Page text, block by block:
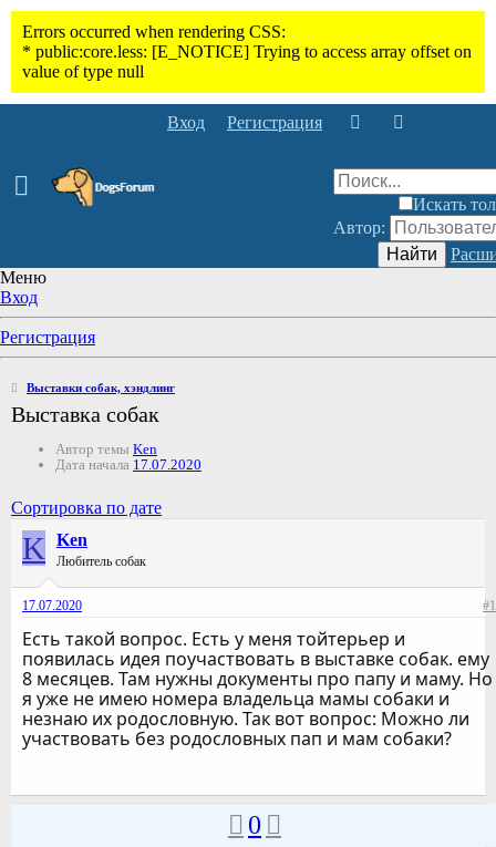
Вход Регистрация
Искать
Автор:
Найти
Меню
Вход
Регистрация
Выставки собак, хэндлинг
Выставка собак
Автор темы Ken
Дата начала 17.07.2020
Сортировка по дате
K Ken
Любитель собак
17.07.2020 #1
Есть такой вопрос. Есть у меня тойтерьер и
появилась идея поучаствовать в выставке собак. ему
8 месяцев. Там нужны документы про папу и маму. Но
я уже не имею номера владельца мамы собаки и
незнаю их родословную. Так вот вопрос: Можно ли
участвовать без родословных пап и мам собаки?
0